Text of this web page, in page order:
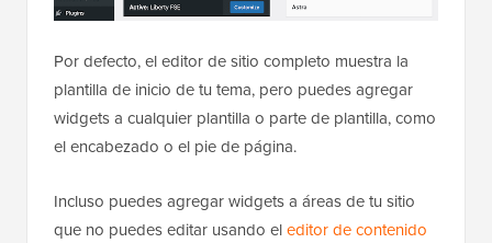
Por defecto, el editor de sitio completo muestra la
plantilla de inicio de tu tema, pero puedes agregar
widgets a cualquier plantilla o parte de plantilla, como
el encabezado o el pie de página.
Incluso puedes agregar widgets a áreas de tu sitio
que no puedes editar usando eleditor de contenido